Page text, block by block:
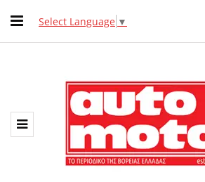
Select Language ▼